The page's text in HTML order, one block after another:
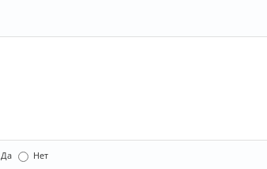
Да
Нет